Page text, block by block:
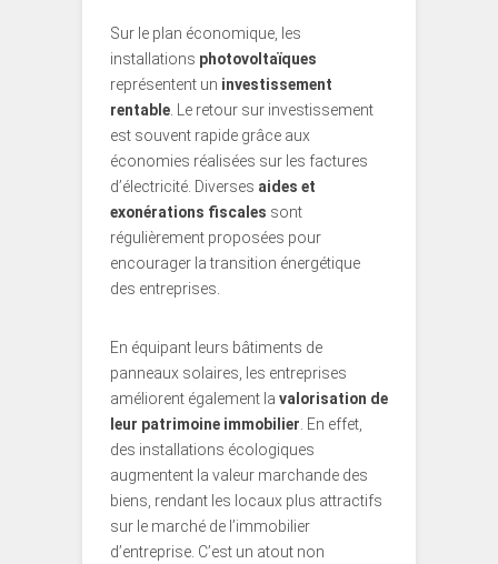
Sur le plan économique, les
installations photovoltaïques
représentent un investissement
rentable . Le retour sur investissement
est souvent rapide grâce aux
économies réalisées sur les factures
d’électricité. Diverses aides et
exonérations fiscales sont
régulièrement proposées pour
encourager la transition énergétique
des entreprises.
En équipant leurs bâtiments de
panneaux solaires, les entreprises
améliorent également la valorisation de
leur patrimoine immobilier . En effet,
des installations écologiques
augmentent la valeur marchande des
biens, rendant les locaux plus attractifs
sur le marché de l’immobilier
d’entreprise. C’est un atout non